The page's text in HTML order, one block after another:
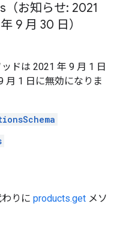
（お知らせ: 2021
9 月 30 日）
ドは 2021 年 9 月 1 日
月 1 日に無効になりま
りに products.get メソ